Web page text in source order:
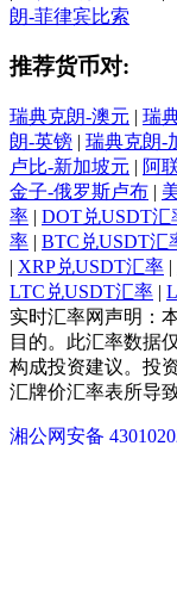
朗-菲律宾比索
推荐货币对:
瑞典克朗-澳元 | 瑞
朗-英镑 | 瑞典克朗-
卢比-新加坡元 | 阿
金子-俄罗斯卢布 |
率 | DOT兑USDT汇
率 | BTC兑USDT汇
| XRP兑USDT汇率 |
LTC兑USDT汇率 |
实时汇率网声明：
目的。此汇率数据
构成投资建议。投
汇牌价汇率表所导
湘公网安备